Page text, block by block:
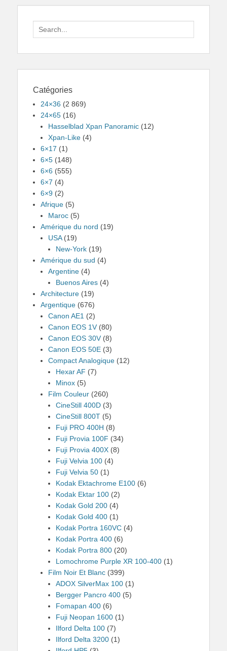
Search
for:
Catégories
24×36 (2 869)
24×65 (16)
Hasselblad Xpan Panoramic (12)
Xpan-Like (4)
6×17 (1)
6×5 (148)
6×6 (555)
6×7 (4)
6×9 (2)
Afrique (5)
Maroc (5)
Amérique du nord (19)
USA(19)
New-York (19)
Amérique du sud (4)
Argentine (4)
Buenos Aires (4)
Architecture (19)
Argentique (676)
Canon AE1 (2)
Canon EOS 1V (80)
Canon EOS 30V (8)
Canon EOS 50E (3)
Compact Analogique (12)
Hexar AF (7)
Minox (5)
Film Couleur (260)
CineStill 400D (3)
CineStill 800T (5)
Fuji PRO 400H (8)
Fuji Provia 100F (34)
Fuji Provia 400X (8)
Fuji Velvia 100 (4)
Fuji Velvia 50 (1)
Kodak Ektachrome E100 (6)
Kodak Ektar 100 (2)
Kodak Gold 200 (4)
Kodak Gold 400 (1)
Kodak Portra 160VC (4)
Kodak Portra 400 (6)
Kodak Portra 800 (20)
Lomochrome Purple XR 100-400 (1)
Film Noir Et Blanc (399)
ADOX SilverMax 100 (1)
Bergger Pancro 400 (5)
Fomapan 400 (6)
Fuji Neopan 1600 (1)
Ilford Delta 100 (7)
Ilford Delta 3200 (1)